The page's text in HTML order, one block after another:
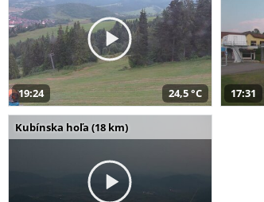
19:24 24,5 °C 17:31
Kubínska hoľa (18 km)